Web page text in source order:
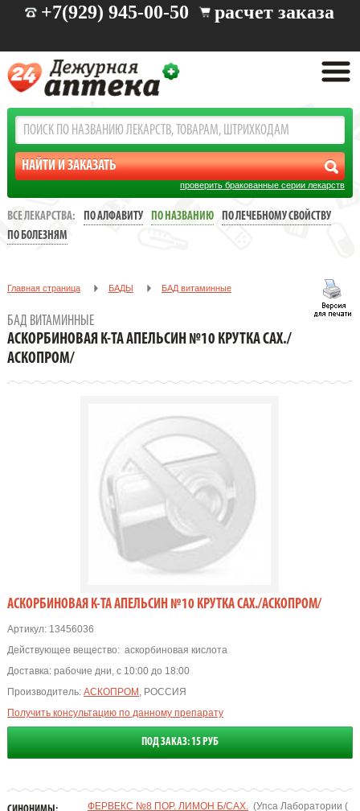
+7(929) 945-00-50 расчет заказа
проверить бракованные серии лекарств
ВСЕ ЛЕКАРСТВА: ПО АЛФАВИТУ ПО НАЗВАНИЮ
ПО ЛЕЧЕБНОМУ СВОЙСТВУ
ПО БОЛЕЗНЯМ
Главная страница БАДЫ БАД витаминные
АСКОПРОМ/
БАД ВИТАМИННЫЕ
АСКОРБИНОВАЯ К-ТА АПЕЛЬСИН №10 КРУТКА САХ./
АСКОПРОМ/
АСКОРБИНОВАЯ К-ТА АПЕЛЬСИН №10 КРУТКА САХ./АСКОПРОМ/
Артикул:13456036
Действующее вещество: аскорбиновая кислота
Доставка: рабочие дни, с 10:00 до 18:00
Производитель: АСКОПРОМ , РОССИЯ
Получить консультацию по данному препарату
ПОД ЗАКАЗ: 15 РУБ
ФЕРВЕКС №8 ПОР. ЛИМОН Б/САХ.(Упса Лаборатории (